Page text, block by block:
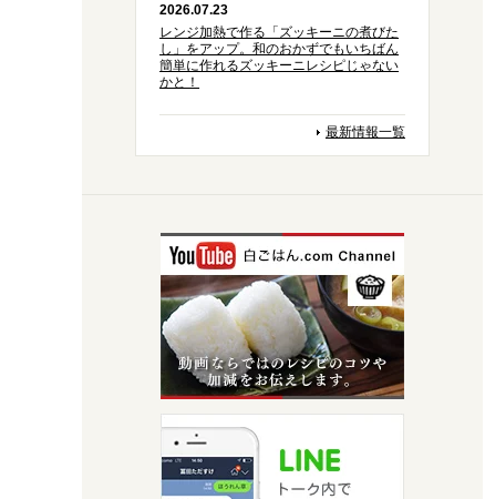
2026.07.23
レンジ加熱で作る「ズッキーニの煮びた
し」をアップ。和のおかずでもいちばん
簡単に作れるズッキーニレシピじゃない
かと！
最新情報一覧